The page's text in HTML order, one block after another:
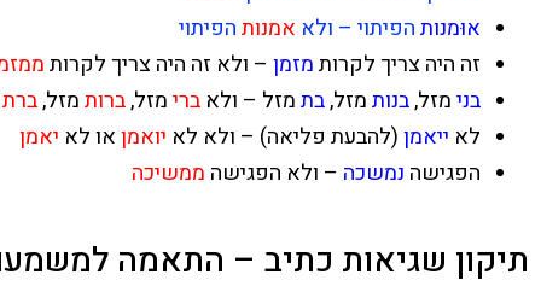
אוּמנותהפיתוי – ולא אמנותהפיתוי
זה היה צריך לקרותמזמן – ולא זה היה צריך לקרות
בנימזל,בנותמזל,בתמזל – ולא ברימזל,ברותמזל,ברת
לא ייאמן(להבעת פליאה) – ולא לא יואמןאו לא יאמן
הפגישה נמשכה – ולא הפגישה ממשיכה
תיקון שגיאות כתיב – התאמה